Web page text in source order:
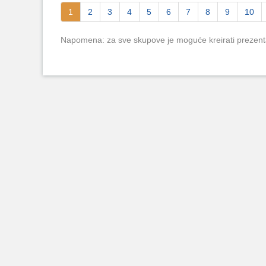
1 2 3 4 5 6 7 8 9 10
Napomena: za sve skupove je moguće kreirati